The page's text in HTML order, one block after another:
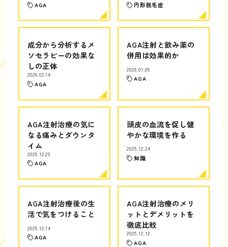
AGA 円形脱毛症
成分から分析するメ
ソセラピーの効果な
しの正体
2026.02.14
AGA
AGA注射と飲み薬の
併用は効果的か
2026.01.05
AGA
AGA注射治療の気に
なる痛みとダウンタ
イム
2025.12.29
AGA
頭皮の血流を促し健
やかな環境を作る
2025.12.24
知識
AGA注射治療後の生
活で気をつけること
2025.12.14
AGA
AGA注射治療のメリ
ットとデメリットを
徹底比較
2025.12.12
AGA